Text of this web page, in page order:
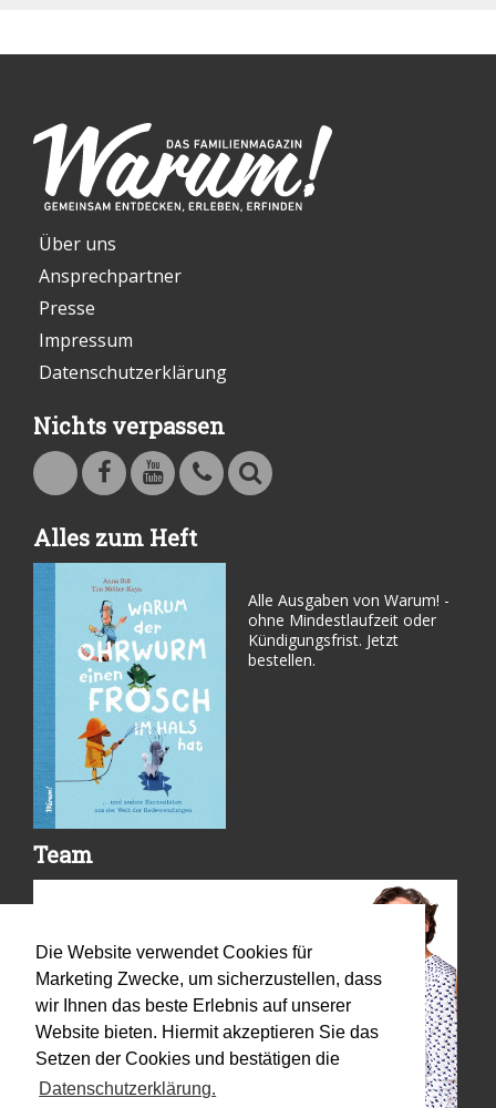
Die Website verwendet Cookies für
Marketing Zwecke, um sicherzustellen, dass
wir Ihnen das beste Erlebnis auf unserer
Website bieten. Hiermit akzeptieren Sie das
Setzen der Cookies und bestätigen die
Datenschutzerklärung.
Über uns
Ansprechpartner
Presse
Impressum
Datenschutzerklärung
Nichts verpassen
Alles zum Heft
Alle Ausgaben von Warum! -
ohne Mindestlaufzeit oder
Kündigungsfrist. Jetzt
bestellen.
Team